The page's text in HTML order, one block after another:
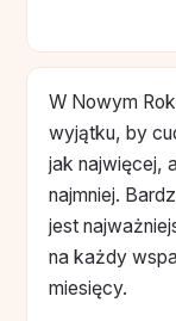
W Nowym
wyjątku, by
jak najwięcej,
najmniej.
jest
na każdy
miesięcy.